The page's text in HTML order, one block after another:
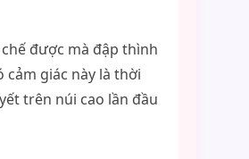
được mà đập thình
cảm giác này là thời
trên núi cao lần đầu